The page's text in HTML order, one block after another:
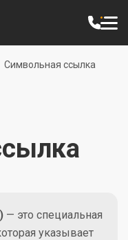
Символьная ссылка
— это специальная
указывает